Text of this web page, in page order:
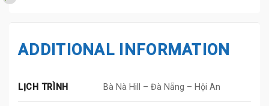
ADDITIONAL INFORMATION
LỊCH TRÌNH Bà Nà Hill – Đà Nẵng – Hội An